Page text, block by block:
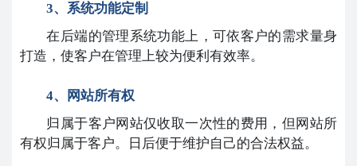
3、系统功能定制
在后端的管理系统功能上，可依客户的需求量身
打造，使客户在管理上较为便利有效率。
4、网站所有权
归属于客户网站仅收取一次性的费用，但网站所
有权归属于客户。日后便于维护自己的合法权益。